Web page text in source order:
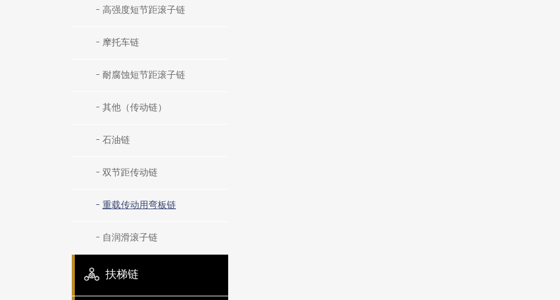
高强度短节距滚子链
摩托车链
耐腐蚀短节距滚子链
其他（传动链）
石油链
双节距传动链
重载传动用弯板链
自润滑滚子链
扶梯链